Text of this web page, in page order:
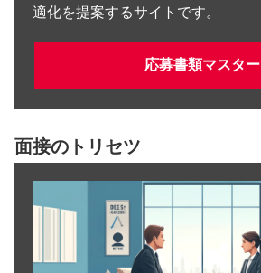
適化を提案するサイトです。
応募書類マスター
面接のトリセツ